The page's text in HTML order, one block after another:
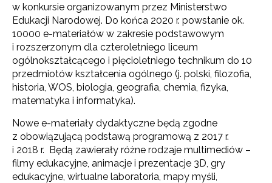
w konkursie organizowanym przez Ministerstwo
Edukacji Narodowej. Do końca 2020 r. powstanie ok.
10000 e-materiałów w zakresie podstawowym
i rozszerzonym dla czteroletniego liceum
ogólnokształcącego i pięcioletniego technikum do 10
przedmiotów kształcenia ogólnego (j. polski, filozofia,
historia, WOS, biologia, geografia, chemia, fizyka,
matematyka i informatyka).
Nowe e-materiały dydaktyczne będą zgodne
z obowiązującą podstawą programową z 2017 r.
i 2018 r. Będą zawierały różne rodzaje multimediów –
filmy edukacyjne, animacje i prezentacje 3D, gry
edukacyjne, wirtualne laboratoria, mapy myśli,